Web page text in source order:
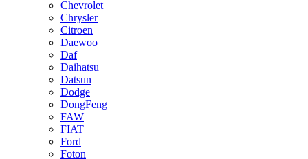
Chevrolet
Chrysler
Citroen
Daewoo
Daf
Daihatsu
Datsun
Dodge
DongFeng
FAW
FIAT
Ford
Foton